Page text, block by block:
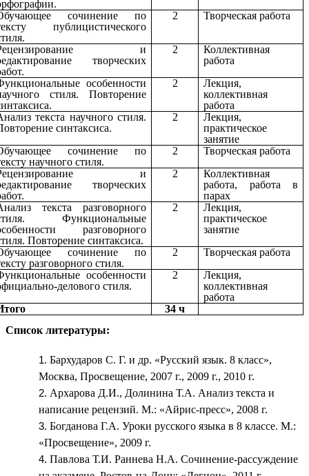
сочинение по
публицистического
2 Творческая работа
и
творческих
2
Коллективная
работа
особенности
стиля. Повторение
2
Лекция,
коллективная
работа
текста научного стиля.
синтаксиса.
2
Лекция,
практическое
занятие
сочинение по
научного стиля.
2
Творческая работа
и
творческих
2
Коллективная
работа, работа в
парах
текста разговорного
Функциональные
разговорного
Повторение синтаксиса.
2
Лекция,
практическое
занятие
сочинение по
разговорного стиля.
2
Творческая работа
особенности
делового стиля.
2
Лекция,
коллективная
работа
34 ч
Список литературы:
Бархударов С. Г. и др. «Русский язык. 8 класс»,
Москва, Просвещение, 2007 г., 2009 г., 2010 г.
Архарова Д.И., Долинина Т.А. Анализ текста и
написание рецензий. М.: «Айрис-пресс», 2008 г.
Богданова Г.А. Уроки русского языка в 8 классе. М.:
«Просвещение», 2009 г.
Павлова Т.И. Раннева Н.А. Сочинение-рассуждение